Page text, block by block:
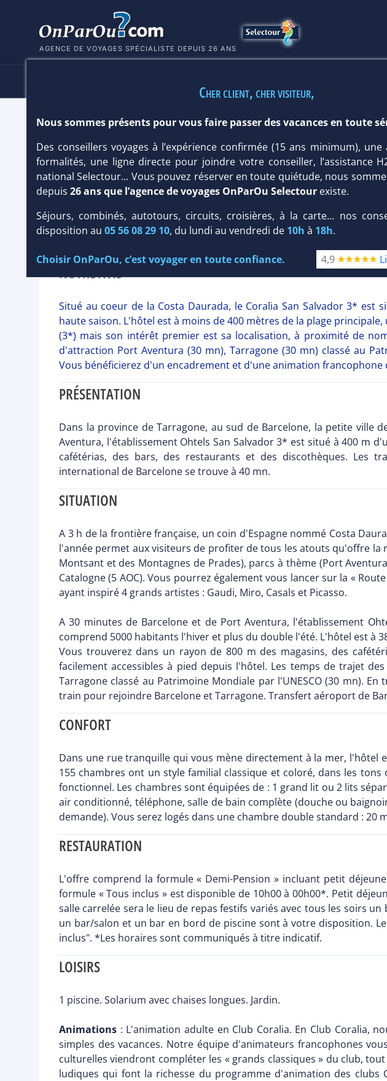
AGENCE DE VOYAGES SPÉCIALISTE DEPUIS 26 ANS
CLUB CORALIA SAN SALVADOR 3*
Costa Daurada / Calida /Comarruga
Infos plages :
Dist.Distance :380 m
Équipement :
155 :4 %
NOTRE AVIS
Situé au coeur de la Costa Daurada, le Coralia San Salvador 3*
haute saison. L'hôtel est à moins de 400 mètres de la plage
(3*) mais son intérêt premier est sa localisation, à proximité de
d'attraction Port Aventura (30 mn), Tarragone (30 mn) classé au
Vous bénéficierez d'un encadrement et d'une animation francophone
PRÉSENTATION
Dans la province de Tarragone, au sud de Barcelone, la petite ville
Aventura, l'établissement Ohtels San Salvador 3* est situé à 400 m
cafétérias, des bars, des restaurants et des discothèques. Les
international de Barcelone se trouve à 40 mn.
SITUATION
A 3 h de la frontière française, un coin d'Espagne nommé Costa
l'année permet aux visiteurs de profiter de tous les atouts qu'offre
Montsant et des Montagnes de Prades), parcs à thème (Port
Catalogne (5 AOC). Vous pourrez également vous lancer sur la «
ayant inspiré 4 grands artistes : Gaudi, Miro, Casals et Picasso.
A 30 minutes de Barcelone et de Port Aventura, l'établissement
comprend 5000 habitants l'hiver et plus du double l'été. L'hôtel est à
Vous trouverez dans un rayon de 800 m des magasins, des
facilement accessibles à pied depuis l'hôtel. Les temps de trajet
Tarragone classé au Patrimoine Mondiale par l'UNESCO (30 mn).
train pour rejoindre Barcelone et Tarragone. Transfert aéroport de
CONFORT
Dans une rue tranquille qui vous mène directement à la mer,
155 chambres ont un style familial classique et coloré, dans les
fonctionnel. Les chambres sont équipées de : 1 grand lit ou 2 lits
air conditionné, téléphone, salle de bain complète (douche ou
demande). Vous serez logés dans une chambre double standard : 20
RESTAURATION
L'offre comprend la formule « Demi-Pension » incluant petit
formule « Tous inclus » est disponible de 10h00 à 00h00*. Petit
salle carrelée sera le lieu de repas festifs variés avec tous les soirs
un bar/salon et un bar en bord de piscine sont à votre disposition.
inclus". *Les horaires sont communiqués à titre indicatif.
LOISIRS
1 piscine. Solarium avec chaises longues. Jardin.
Animations : L'animation adulte en Club Coralia. En Club Coralia,
simples des vacances. Notre équipe d'animateurs francophones
culturelles viendront compléter les « grands classiques » du club,
ludiques qui font la richesse du programme d'animation des
Cher client, cher visiteur,
Nous sommes présents pour vous faire passer des vacances en toute
Des conseillers voyages à l’expérience confirmée (15 ans minimum), une
formalités, une ligne directe pour joindre votre conseiller, l’assistance
national Selectour... Vous pouvez réserver en toute quiétude, nous
depuis 26 ans que l’agence de voyages OnParOu Selectourexiste.
Séjours, combinés, autotours, circuits, croisières, à la carte... nos
disposition au 05 56 08 29 10, du lundi au vendredi de 10h à 18h.
Choisir OnParOu, c’est voyager en toute confiance. 4,9